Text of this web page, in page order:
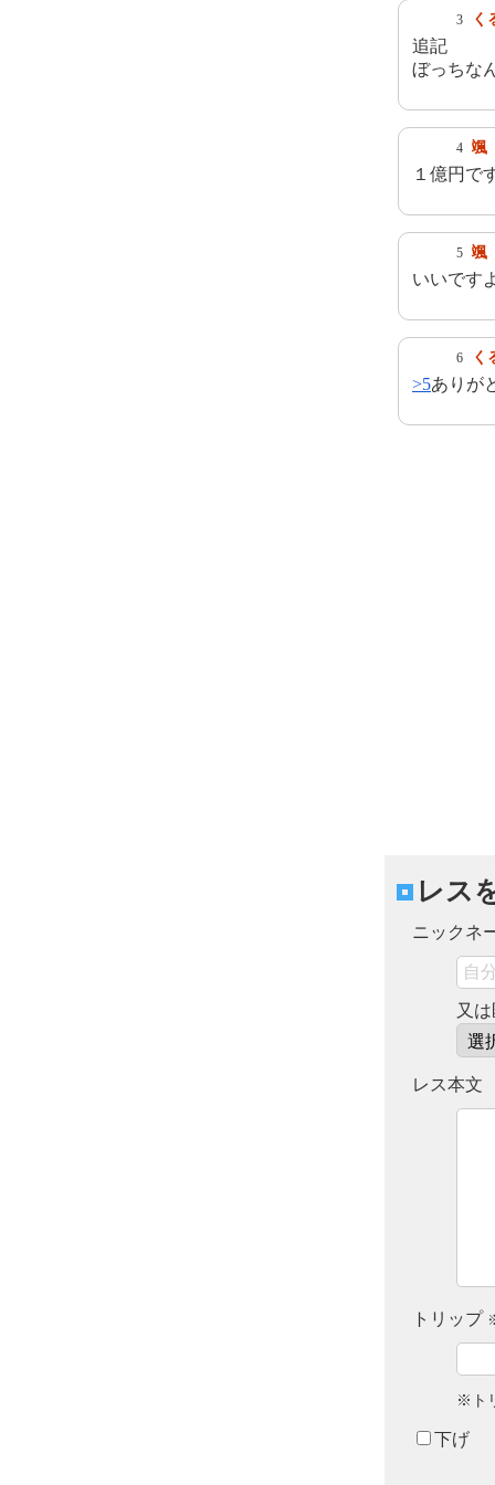
3 く
追記
ぼっちな
4 颯
１億円で
5 颯
いいです
6 く
>5ありが
レス
ニックネ
又
レス本文
トリップ
※ト
下げ